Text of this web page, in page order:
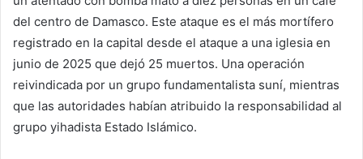
del centro de Damasco. Este ataque es el más mortífero
registrado en la capital desde el ataque a una iglesia en
junio de 2025 que dejó 25 muertos. Una operación
reivindicada por un grupo fundamentalista suní, mientras
que las autoridades habían atribuido la responsabilidad al
grupo yihadista Estado Islámico.